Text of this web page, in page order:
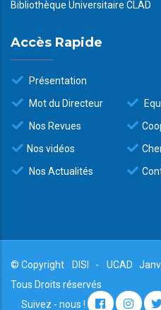
Bibliothèque Universitaire CLAD
Accès Rapide
Présentation
Mot du Directeur
Nos Revues
Nos vidéos
Nos Actualités
© Copyright DISI - UCAD
Tous Droits réservés
Suivez - nous !